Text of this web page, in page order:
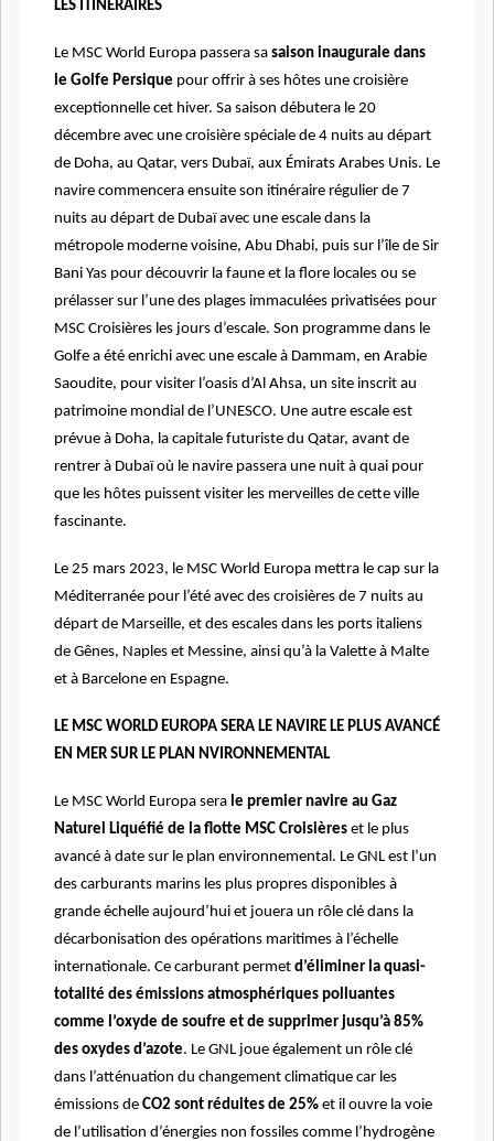
LES ITINÉRAIRES
Le MSC World Europa passera sa saison inaugurale dans
le Golfe Persique pour offrir à ses hôtes une croisière
exceptionnelle cet hiver. Sa saison débutera le 20
décembre avec une croisière spéciale de 4 nuits au départ
de Doha, au Qatar, vers Dubaï, aux Émirats Arabes Unis. Le
navire commencera ensuite son itinéraire régulier de 7
nuits au départ de Dubaï avec une escale dans la
métropole moderne voisine, Abu Dhabi, puis sur l’île de Sir
Bani Yas pour découvrir la faune et la flore locales ou se
prélasser sur l’une des plages immaculées privatisées pour
MSC Croisières les jours d’escale. Son programme dans le
Golfe a été enrichi avec une escale à Dammam, en Arabie
Saoudite, pour visiter l’oasis d’Al Ahsa, un site inscrit au
patrimoine mondial de l’UNESCO. Une autre escale est
prévue à Doha, la capitale futuriste du Qatar, avant de
rentrer à Dubaï où le navire passera une nuit à quai pour
que les hôtes puissent visiter les merveilles de cette ville
fascinante.
Le 25 mars 2023, le MSC World Europa mettra le cap sur la
Méditerranée pour l’été avec des croisières de 7 nuits au
départ de Marseille, et des escales dans les ports italiens
de Gênes, Naples et Messine, ainsi qu’à la Valette à Malte
et à Barcelone en Espagne.
LE MSC WORLD EUROPA SERA LE NAVIRE LE PLUS AVANCÉ
EN MER SUR LE PLAN NVIRONNEMENTAL
Le MSC World Europa sera le premier navire au Gaz
Naturel Liquéfié de la flotte MSC Croisières et le plus
avancé à date sur le plan environnemental. Le GNL est l’un
des carburants marins les plus propres disponibles à
grande échelle aujourd’hui et jouera un rôle clé dans la
décarbonisation des opérations maritimes à l’échelle
internationale. Ce carburant permet d’éliminer la quasi-
totalité des émissions atmosphériques polluantes
comme l’oxyde de soufre et de supprimer jusqu’à 85%
des oxydes d’azote. Le GNL joue également un rôle clé
dans l’atténuation du changement climatique car les
émissions de CO2 sont réduites de 25% et il ouvre la voie
de l’utilisation d’énergies non fossiles comme l’hydrogène